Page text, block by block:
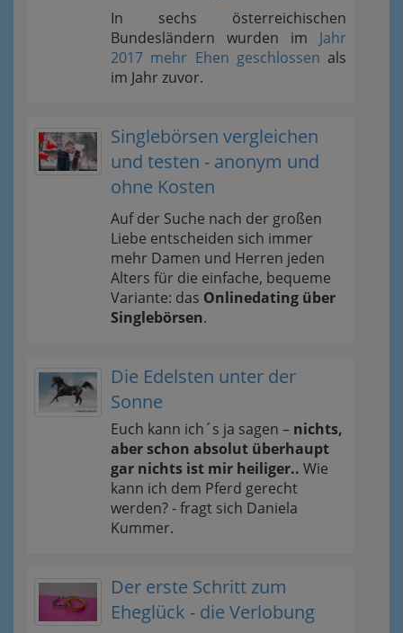
In sechs österreichischen
Bundesländern wurden im Jahr
2017 mehr Ehen geschlossen als
im Jahr zuvor.
Singlebörsen vergleichen
und testen - anonym und
ohne Kosten
Auf der Suche nach der großen
Liebe entscheiden sich immer
mehr Damen und Herren jeden
Alters für die einfache, bequeme
Variante: das Onlinedating über
Singlebörsen.
Die Edelsten unter der
Sonne
Euch kann ich´s ja sagen – nichts,
aber schon absolut überhaupt
gar nichts ist mir heiliger.. Wie
kann ich dem Pferd gerecht
werden? - fragt sich Daniela
Kummer.
Der erste Schritt zum
Eheglück - die Verlobung